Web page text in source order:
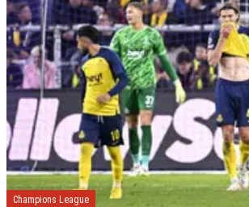
Champions League